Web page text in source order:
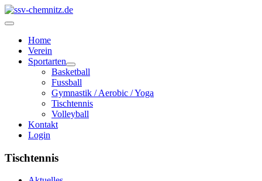
Home
Verein
Sportarten
Basketball
Fussball
Gymnastik / Aerobic / Yoga
Tischtennis
Volleyball
Kontakt
Login
Tischtennis